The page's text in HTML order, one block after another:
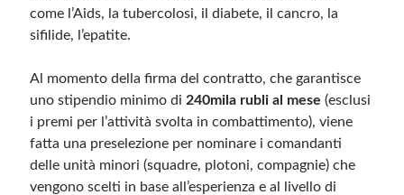
come l’Aids, la tubercolosi, il diabete, il cancro, la
sifilide, l’epatite.
Al momento della firma del contratto, che garantisce
uno stipendio minimo di 240mila rubli al mese (esclusi
i premi per l’attività svolta in combattimento), viene
fatta una preselezione per nominare i comandanti
delle unità minori (squadre, plotoni, compagnie) che
vengono scelti in base all’esperienza e al livello di